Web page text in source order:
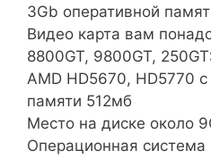
3Gb оперативной
Видео карта вам
8800GT, 9800GT,
AMD HD5670, HD5770
памяти 512мб
Место на диске около
Операционная система